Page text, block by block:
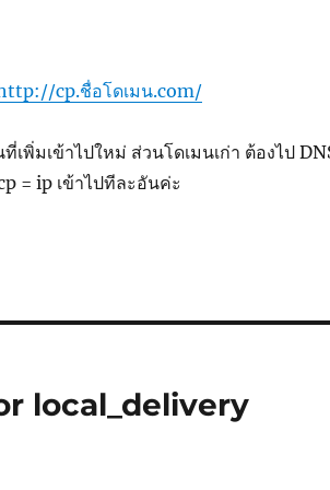
cp.ชื่อโดเมน.com/
พิ่มเข้าไปใหม่ ส่วนโดเมนเก่า ต้องไป
= ip เข้าไปทีละอันค่ะ
local_delivery